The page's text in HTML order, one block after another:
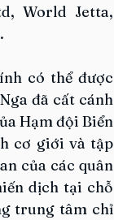
World Jetta,
có thể được
đã cất cánh
Hạm đội Biển
cơ giới và tập
của các quân
dịch tại chỗ
trung tâm chỉ